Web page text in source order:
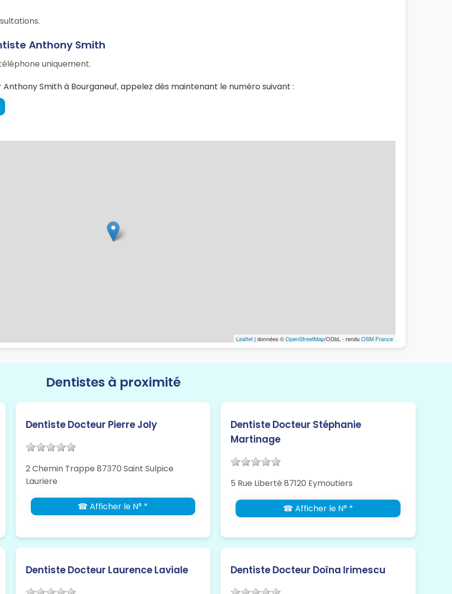
Anthony Smith
uniquement.
Smith à Bourganeuf, appelez dès maintenant le numéro suivant :
Leaflet | données ©OpenStreetMap/ODbL - renduOSM France
Dentistes à proximité
Dentiste Docteur Pierre Joly
2 Chemin Trappe 87370 Saint Sulpice
Lauriere
☎ Afficher le N° *
Dentiste Docteur Stéphanie
Martinage
5 Rue Liberté 87120 Eymoutiers
☎ Afficher le N° *
Dentiste Docteur Laurence Laviale Dentiste Docteur Doïna Irimescu